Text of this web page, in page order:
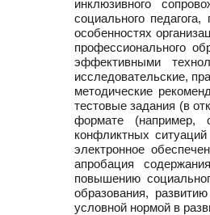
инклюзивного
социального
особенностях
профессионального
эффективными
исследовательские,
методические
тестовые задания (в
формате (например,
конфликтных
электронное
апробация
повышению
образования,
условной нормой в